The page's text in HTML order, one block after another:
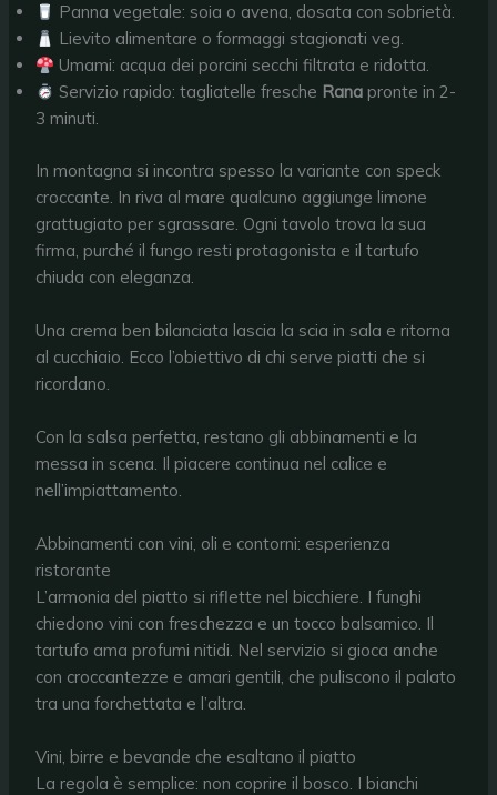
Panna vegetale: soia o avena, dosata con sobrietà.
Lievito alimentare o formaggi stagionati veg.
Umami: acqua dei porcini secchi filtrata e ridotta.
Servizio rapido: tagliatelle fresche Rana pronte in 2-
3 minuti.
In montagna si incontra spesso la variante con speck
croccante. In riva al mare qualcuno aggiunge limone
grattugiato per sgrassare. Ogni tavolo trova la sua
firma, purché il fungo resti protagonista e il tartufo
chiuda con eleganza.
Una crema ben bilanciata lascia la scia in sala e ritorna
al cucchiaio. Ecco l’obiettivo di chi serve piatti che si
ricordano.
Con la salsa perfetta, restano gli abbinamenti e la
messa in scena. Il piacere continua nel calice e
nell’impiattamento.
Abbinamenti con vini, oli e contorni: esperienza
ristorante
L’armonia del piatto si riflette nel bicchiere. I funghi
chiedono vini con freschezza e un tocco balsamico. Il
tartufo ama profumi nitidi. Nel servizio si gioca anche
con croccantezze e amari gentili, che puliscono il palato
tra una forchettata e l’altra.
Vini, birre e bevande che esaltano il piatto
La regola è semplice: non coprire il bosco. I bianchi